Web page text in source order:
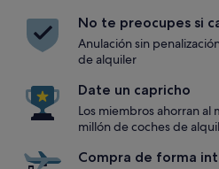
No te preocupes si
Anulación sin
de alquiler
Date un capricho
Los miembros ahorran al
millón de coches de
Compra de forma